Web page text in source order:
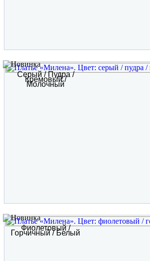
Серый / Пудра /
Кремовый /
Молочный
Фиолетовый /
Горчичный / Белый